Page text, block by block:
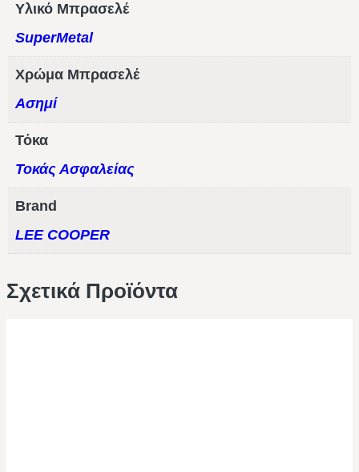
Υλικό Μπρασελέ
SuperMetal
Χρώμα Μπρασελέ
Ασημί
Τόκα
Τοκάς Ασφαλείας
Brand
LEE COOPER
Σχετικά Προϊόντα